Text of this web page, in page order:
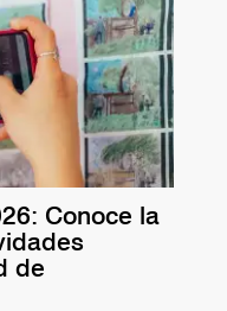
Conoce la
de